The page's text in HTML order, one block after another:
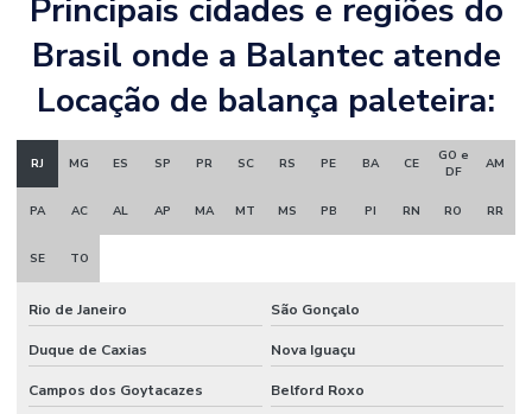
Principais cidades e regiões do
Brasil onde a Balantec atende
Locação de balança paleteira:
RJ MG ES SP PR SC RS PE BA CE
GO e
DF
AM
PA AC AL AP MA MT MS PB PI RN RO RR
SE TO
Rio de Janeiro São Gonçalo
Duque de Caxias Nova Iguaçu
Campos dos Goytacazes Belford Roxo